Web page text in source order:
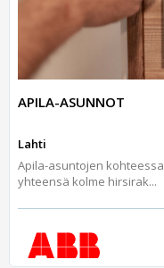
APILA-ASUNNOT
Lahti
Apila-asuntojen
yhteensä kolme hirsirak...